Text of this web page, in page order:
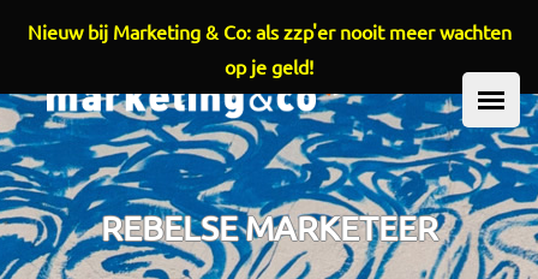
Overslaan en naar de inhoud gaan
HOOFDMENU
REBELSE MARKETEER
Nieuw bij Marketing & Co: als zzp'er nooit meer wachten
op je geld!